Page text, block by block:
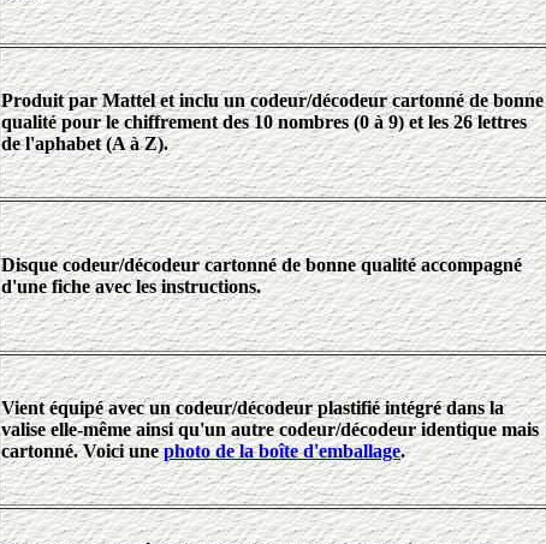
Produit par Mattel et inclu un codeur/décodeur cartonné de bonne
qualité pour le chiffrement des 10 nombres (0 à 9) et les 26 lettres
de l'aphabet (A à Z).
Disque codeur/décodeur cartonné de bonne qualité accompagné
d'une fiche avec les instructions.
Vient équipé avec un codeur/décodeur plastifié intégré dans la
valise elle-même ainsi qu'un autre codeur/décodeur identique mais
cartonné. Voici unephoto de la boîte d'emballage.